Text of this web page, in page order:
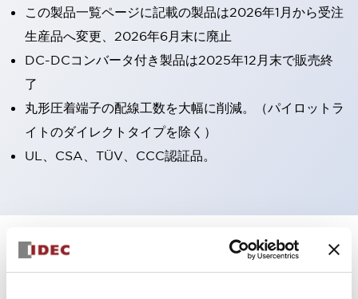
この製品一覧ページに記載の製品は2026年1月から受注
生産品へ変更、2026年6月末に廃止
DC-DCコンバータ付き製品は2025年12月末で販売終
了
丸形圧着端子の配線工数を大幅に削減。（パイロットラ
イトのダイレクトタイプを除く）
UL、CSA、TÜV、CCC認証品。
仕様 すべて展開+